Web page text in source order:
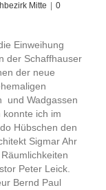
Mitte
0
Einweihung
der Schaffhauser
der neue
und Wadgassen
konnte ich im
Hübschen den
Sigmar Ahr
Peter Leick.
Bernd Paul